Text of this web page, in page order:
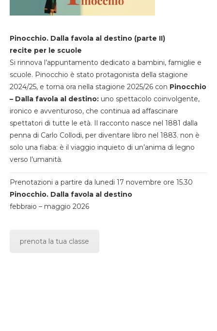
Pinocchio. Dalla favola al destino (parte II)
recite per le scuole
Si rinnova l’appuntamento dedicato a bambini, famiglie e
scuole. Pinocchio è stato protagonista della stagione
2024/25, e torna ora nella stagione 2025/26 con Pinocchio
– Dalla favola al destino: uno spettacolo coinvolgente,
ironico e avventuroso, che continua ad affascinare
spettatori di tutte le età. Il racconto nasce nel 1881 dalla
penna di Carlo Collodi, per diventare libro nel 1883. non è
solo una fiaba: è il viaggio inquieto di un’anima di legno
verso l’umanità.
Prenotazioni a partire da lunedi 17 novembre ore 15.30
Pinocchio. Dalla favola al destino
febbraio – maggio 2026
prenota la tua classe